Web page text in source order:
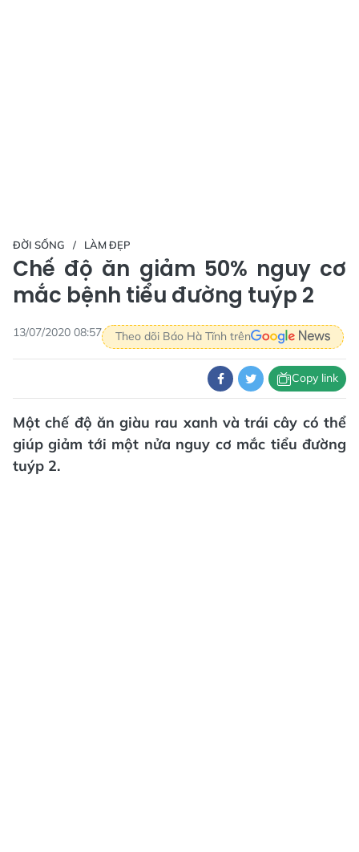
ĐỜI SỐNG LÀM ĐẸP
Chế độ ăn giảm 50% nguy cơ
mắc bệnh tiểu đường tuýp 2
13/07/2020 08:57 Theo dõi Báo Hà Tĩnh trên
Copy link
Một chế độ ăn giàu rau xanh và trái cây có thể
giúp giảm tới một nửa nguy cơ mắc tiểu đường
tuýp 2.